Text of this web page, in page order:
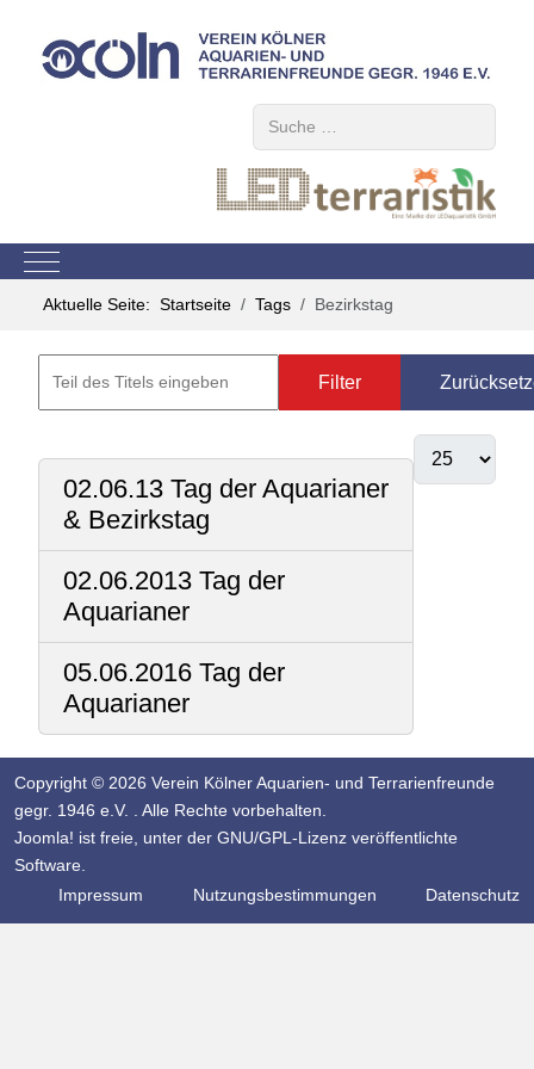
Mobile Menu Toggle
Aktuelle Seite: Startseite Tags Bezirkstag
Filter
02.06.13 Tag der Aquarianer
& Bezirkstag
02.06.2013 Tag der
Aquarianer
05.06.2016 Tag der
Aquarianer
Copyright © 2026 Verein Kölner Aquarien- und Terrarienfreunde
gegr. 1946 e.V. . Alle Rechte vorbehalten.
Joomla! ist freie, unter der GNU/GPL-Lizenz veröffentlichte
Software.
Impressum
Nutzungsbestimmungen Datenschutz